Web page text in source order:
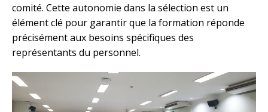
comité. Cette autonomie dans la sélection est un
élément clé pour garantir que la formation réponde
précisément aux besoins spécifiques des
représentants du personnel.